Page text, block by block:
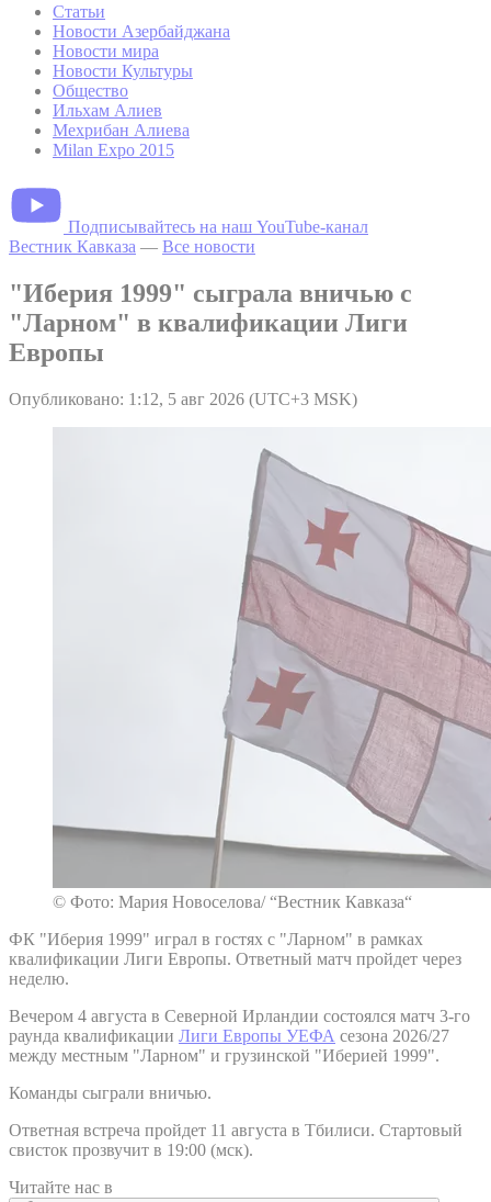
Статьи
Новости Азербайджана
Новости мира
Новости Культуры
Общество
Ильхам Алиев
Мехрибан Алиева
Milan Expo 2015
Подписывайтесь на наш YouTube-канал
Вестник Кавказа — Все новости
"Иберия 1999" сыграла вничью с
"Ларном" в квалификации Лиги
Европы
Опубликовано: 1:12, 5 авг 2026 (UTC+3 MSK)
© Фото: Мария Новоселова/ “Вестник Кавказа“
ФК "Иберия 1999" играл в гостях с "Ларном" в рамках
квалификации Лиги Европы. Ответный матч пройдет через
неделю.
Вечером 4 августа в Северной Ирландии состоялся матч 3-го
раунда квалификации Лиги Европы УЕФА сезона 2026/27
между местным "Ларном" и грузинской "Иберией 1999".
Команды сыграли вничью.
Ответная встреча пройдет 11 августа в Тбилиси. Стартовый
свисток прозвучит в 19:00 (мск).
Читайте нас в